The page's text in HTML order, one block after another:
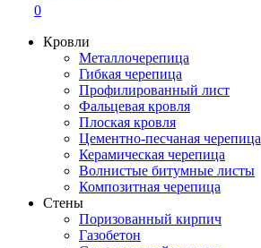
0
Кровли
Металлочерепица
Гибкая черепица
Профилированный лист
Фальцевая кровля
Плоская кровля
Цементно-песчаная черепица
Керамическая черепица
Волнистые битумные листы
Композитная черепица
Стены
Поризованный кирпич
Газобетон